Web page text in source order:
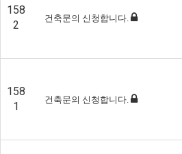
158
2
건축문의 신청합니다.
158
1
건축문의 신청합니다.